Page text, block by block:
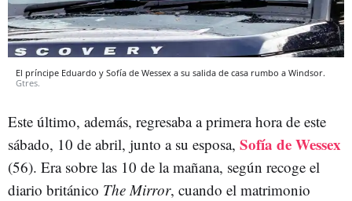
El príncipe Eduardo y Sofía de Wessex a su salida de casa rumbo a Windsor.
Gtres.
Este último, además, regresaba a primera hora de este
sábado, 10 de abril, junto a su esposa, Sofía de Wessex
(56). Era sobre las 10 de la mañana, según recoge el
diario británico The Mirror, cuando el matrimonio